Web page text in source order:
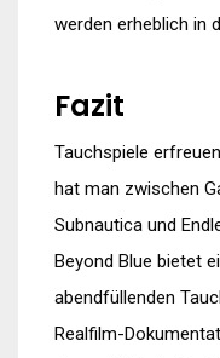
werden erheblich in
Fazit
Tauchspiele
hat man zwischen
Subnautica und
Beyond Blue bietet
abendfüllenden
Realfilm-